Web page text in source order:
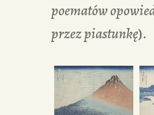
poematów
przez piastunkę).